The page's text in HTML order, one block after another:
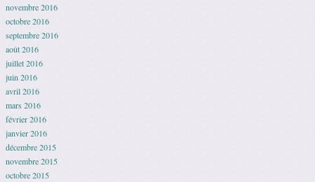
novembre 2016
octobre 2016
septembre 2016
août 2016
juillet 2016
juin 2016
avril 2016
mars 2016
février 2016
janvier 2016
décembre 2015
novembre 2015
octobre 2015